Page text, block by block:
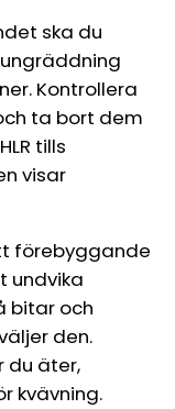
ska du
Kontrollera
ta bort dem
tills
visar
förebyggande
undvika
bitar och
den.
du äter,
kvävning.